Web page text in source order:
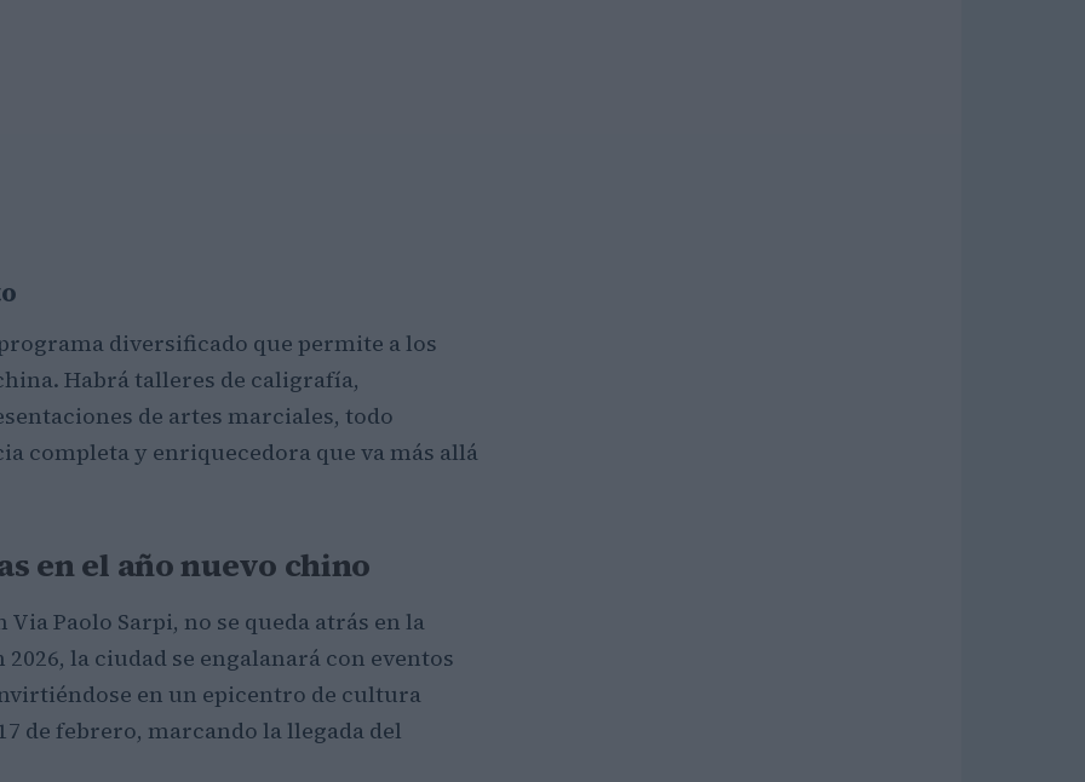
diversificado que permite a los
Habrá talleres de caligrafía,
de artes marciales, todo
completa y enriquecedora que va más allá
en el año nuevo chino
Via Paolo Sarpi, no se queda atrás en la
2026, la ciudad se engalanará con eventos
en un epicentro de cultura
de febrero, marcando la llegada del